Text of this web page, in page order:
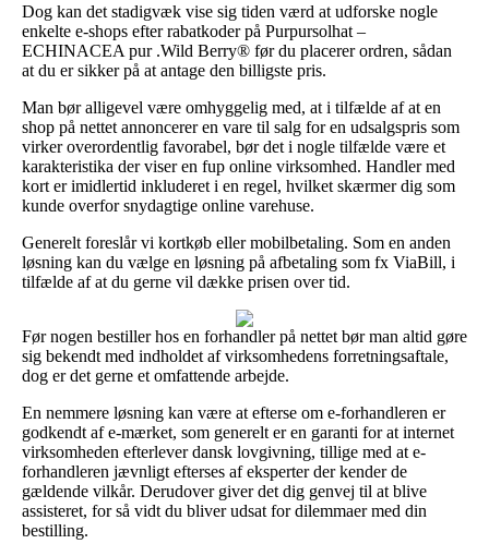
Dog kan det stadigvæk vise sig tiden værd at udforske nogle
enkelte e-shops efter rabatkoder på Purpursolhat –
ECHINACEA pur .Wild Berry® før du placerer ordren, sådan
at du er sikker på at antage den billigste pris.
Man bør alligevel være omhyggelig med, at i tilfælde af at en
shop på nettet annoncerer en vare til salg for en udsalgspris som
virker overordentlig favorabel, bør det i nogle tilfælde være et
karakteristika der viser en fup online virksomhed. Handler med
kort er imidlertid inkluderet i en regel, hvilket skærmer dig som
kunde overfor snydagtige online varehuse.
Generelt foreslår vi kortkøb eller mobilbetaling. Som en anden
løsning kan du vælge en løsning på afbetaling som fx ViaBill, i
tilfælde af at du gerne vil dække prisen over tid.
Før nogen bestiller hos en forhandler på nettet bør man altid gøre
sig bekendt med indholdet af virksomhedens forretningsaftale,
dog er det gerne et omfattende arbejde.
En nemmere løsning kan være at efterse om e-forhandleren er
godkendt af e-mærket, som generelt er en garanti for at internet
virksomheden efterlever dansk lovgivning, tillige med at e-
forhandleren jævnligt efterses af eksperter der kender de
gældende vilkår. Derudover giver det dig genvej til at blive
assisteret, for så vidt du bliver udsat for dilemmaer med din
bestilling.